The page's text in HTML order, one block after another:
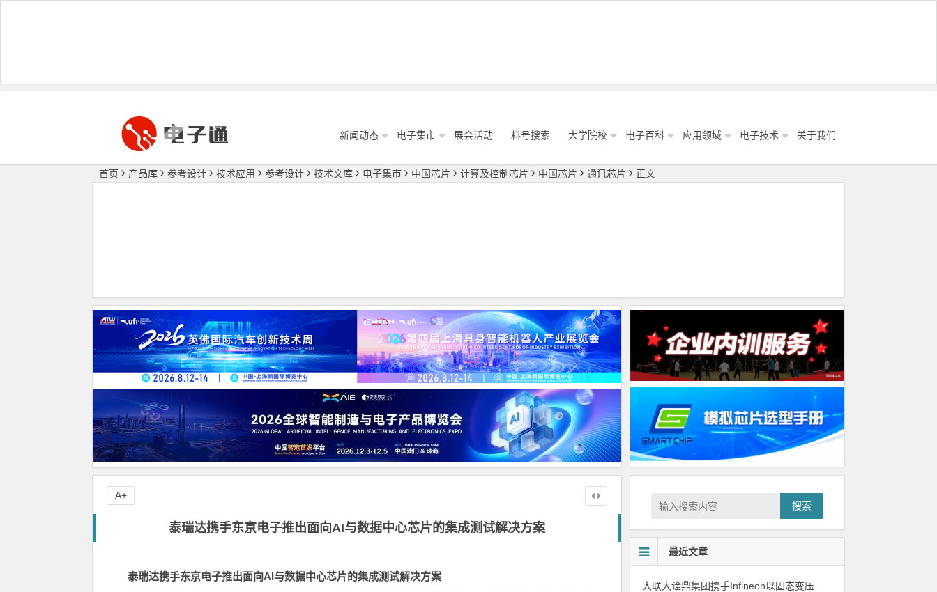
新闻动态 电子集市 展会活动 料号搜索 大学院校 电子百科 应用领域 电子技术 关于我们
首页 产品库 参考设计 技术应用 参考设计 技术文库 电子集市 中国芯片 计算及控制芯片 中国芯片 通讯芯片 正文
泰瑞达携手东京电子推出面向AI与数据中心芯片的集成测试解决方案
泰瑞达携手东京电子推出面向AI与数据中心芯片的集成测试解决方案
A+
搜索
最近文章
大联大诠鼎集团携手Infineon以固态变压器重构配电效率新标杆